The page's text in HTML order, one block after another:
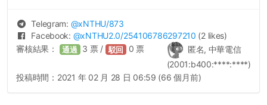
Telegram: @xNTHU/873
Facebook: @xNTHU2.0/254106786297210 (2 likes)
匿名, 中華電信
(2001:b400:****:****)
審核結果： 通過 3 票 / 駁回 0 票
投稿時間： 2021 年 02 月 28 日 06:59 (66 個月前)